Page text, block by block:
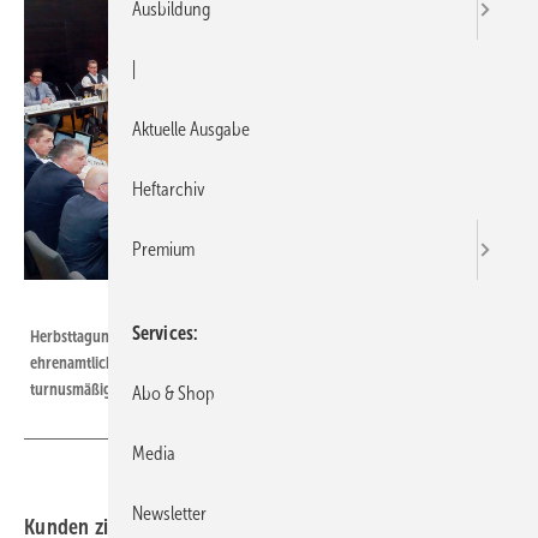
Herbsttagung: Am 5. November 2019 trafen sich die haupt- und
ehrenamtlichen Vertreter von ZVSHK und Landesverbänden in Bremen zur
turnusmäßigen zweiten Mitgliederversammlung des Jahres.
Kunden zielgenau aufklären ▪ Das Klimaschutzprogramm
Ausbildung
Aktuelle Ausgabe
Heftarchiv
Premium
Services
Abo & Shop
Media
Newsletter